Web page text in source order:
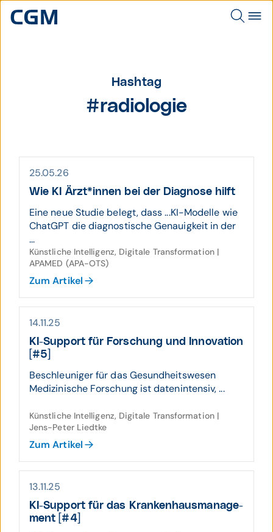
Hashtag
#radiologie
25.05.26
Wie KI Ärzt*innen bei der Diagnose hilft
Eine neue Studie belegt, dass ...KI-Modelle wie
ChatGPT die diagnostische Genauigkeit in der
...
Künstliche Intelligenz, Digitale Transformation |
APAMED (APA-OTS)
Zum Artikel
14.11.25
KI-Support für Forschung und Inno­vation
[#5]
Beschleuniger für das Gesundheitswesen
Medizinische Forschung ist datenintensiv, ...
Künstliche Intelligenz, Digitale Transformation |
Jens-Peter Liedtke
Zum Artikel
13.11.25
KI-Support für das Kranken­haus­manage­
ment [#4]